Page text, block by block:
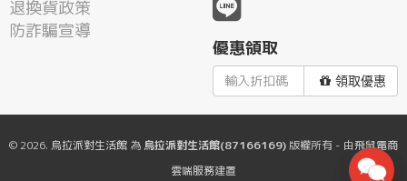
退換貨政策
防詐騙宣導
優惠領取
領取優惠
© 2026. 烏拉派對生活館 為 烏拉派對生活館(87166169)版權所有 - 由飛鼠電商
雲端服務建置